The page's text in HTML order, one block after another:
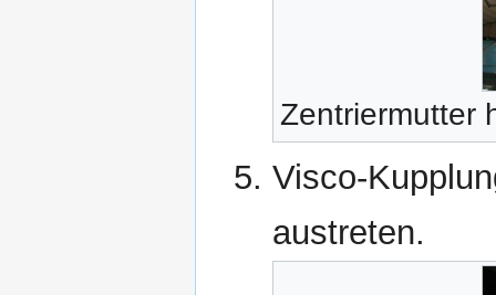
Zentriermutter
Visco-
austreten.